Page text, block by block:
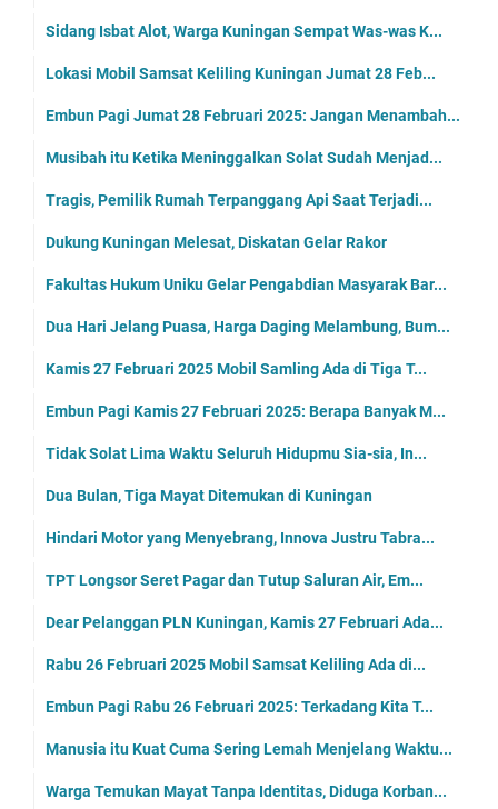
Sidang Isbat Alot, Warga Kuningan Sempat Was-was K...
Lokasi Mobil Samsat Keliling Kuningan Jumat 28 Feb...
Embun Pagi Jumat 28 Februari 2025: Jangan Menambah...
Musibah itu Ketika Meninggalkan Solat Sudah Menjad...
Tragis, Pemilik Rumah Terpanggang Api Saat Terjadi...
Dukung Kuningan Melesat, Diskatan Gelar Rakor
Fakultas Hukum Uniku Gelar Pengabdian Masyarak Bar...
Dua Hari Jelang Puasa, Harga Daging Melambung, Bum...
Kamis 27 Februari 2025 Mobil Samling Ada di Tiga T...
Embun Pagi Kamis 27 Februari 2025: Berapa Banyak M...
Tidak Solat Lima Waktu Seluruh Hidupmu Sia-sia, In...
Dua Bulan, Tiga Mayat Ditemukan di Kuningan
Hindari Motor yang Menyebrang, Innova Justru Tabra...
TPT Longsor Seret Pagar dan Tutup Saluran Air, Em...
Dear Pelanggan PLN Kuningan, Kamis 27 Februari Ada...
Rabu 26 Februari 2025 Mobil Samsat Keliling Ada di...
Embun Pagi Rabu 26 Februari 2025: Terkadang Kita T...
Manusia itu Kuat Cuma Sering Lemah Menjelang Waktu...
Warga Temukan Mayat Tanpa Identitas, Diduga Korban...